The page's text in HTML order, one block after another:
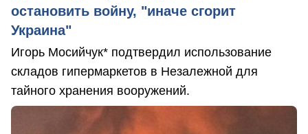
остановить войну, "иначе сгорит
Украина"
Игорь Мосийчук* подтвердил использование
складов гипермаркетов в Незалежной для
тайного хранения вооружений.